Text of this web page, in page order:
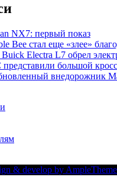
NX7: первый показ
Bee стал еще «злее»
Electra L7 обрел
большой
внедорожник
& develop by